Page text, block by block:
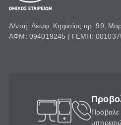
Δ/νση: Λεωφ. Κηφισίας αρ. 99,
ΑΦΜ: 094019245 | ΓΕΜΗ:
Πρόβαλε